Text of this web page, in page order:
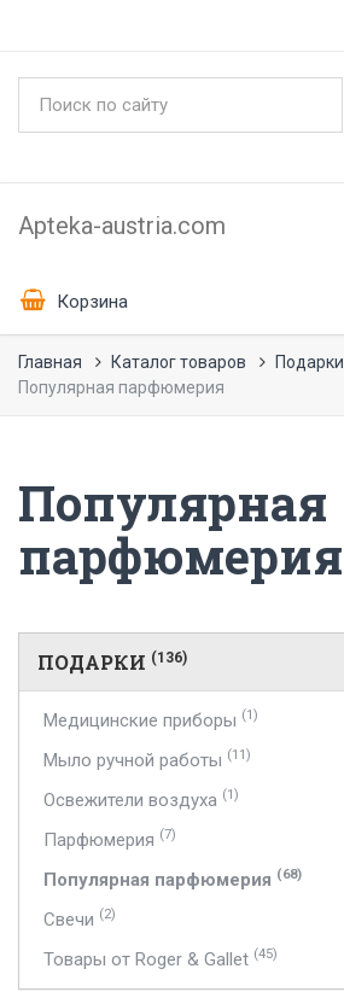
Apteka-austria.com
Корзина
Главная Каталог товаров
Подарки
Популярная парфюмерия
Популярная
парфюмерия
ПОДАРКИ (136)
Медицинские приборы (1)
Мыло ручной работы (11)
Освежители воздуха (1)
Парфюмерия (7)
Популярная парфюмерия (68)
Свечи (2)
Товары от Roger & Gallet (45)